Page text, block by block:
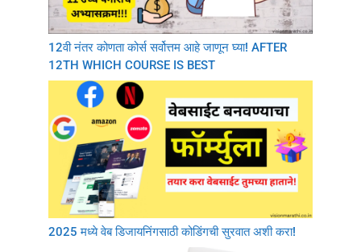
12वी नंतर कोणता कोर्स सर्वोत्तम आहे जाणून घ्या! AFTER
12TH WHICH COURSE IS BEST
2025 मध्ये वेब डिजायनिंगसाठी कोडिंगची सुरवात अशी करा!